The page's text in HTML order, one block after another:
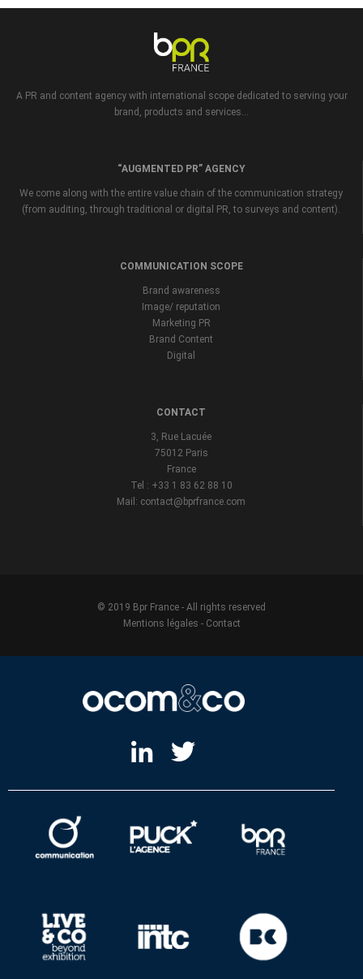
A PR and content agency with international scope dedicated to serving your
brand, products and services...
“AUGMENTED PR” AGENCY
We come along with the entire value chain of the communication strategy
(from auditing, through traditional or digital PR, to surveys and content).
COMMUNICATION SCOPE
Brand awareness
Image/ reputation
Marketing PR
Brand Content
Digital
CONTACT
3, Rue Lacuée
75012 Paris
France
Tel : +33 1 83 62 88 10
Mail: contact@bprfrance.com
© 2019 Bpr France - All rights reserved
Mentions légales - Contact